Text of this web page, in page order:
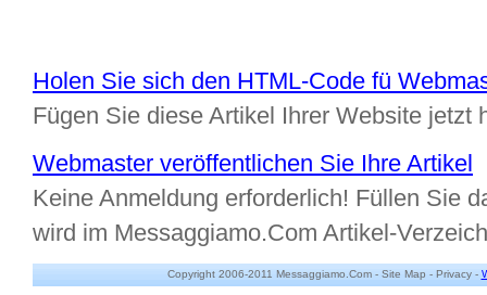
Holen Sie sich den HTML-Code fü
Fügen Sie diese Artikel Ihrer Website jetzt
Webmaster veröffentlichen Sie Ihre Artikel
Keine Anmeldung erforderlich! Füllen Sie
wird im Messaggiamo.Com Artikel-
Copyright 2006-2011 Messaggiamo.Com - Site Map - Privacy-